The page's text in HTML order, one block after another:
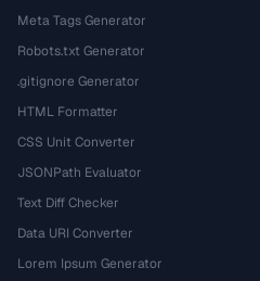
Meta Tags Generator
Robots.txt Generator
.gitignore Generator
HTML Formatter
CSS Unit Converter
JSONPath Evaluator
Text Diff Checker
Data URI Converter
Lorem Ipsum Generator